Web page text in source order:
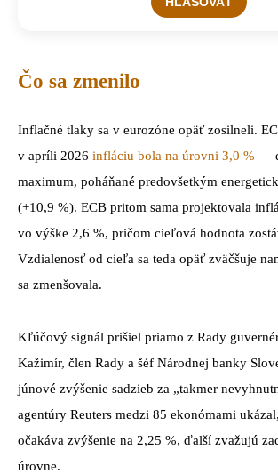
Čo sa zmenilo
Inflačné tlaky sa v eurozóne opäť zosilneli.
v apríli 2026 infláciu bola na úrovni 3,0 % —
maximum, poháňané predovšetkým
(+10,9 %). ECB pritom sama projektovala
vo výške 2,6 %, pričom cieľová hodnota
Vzdialenosť od cieľa sa teda opäť zväčšuje
sa zmenšovala.
Kľúčový signál prišiel priamo z Rady
Kažimír, člen Rady a šéf Národnej banky
júnové zvýšenie sadzieb za „takmer
agentúry Reuters medzi 85 ekonómami
očakáva zvýšenie na 2,25 %, ďalší zvažujú
úrovne.